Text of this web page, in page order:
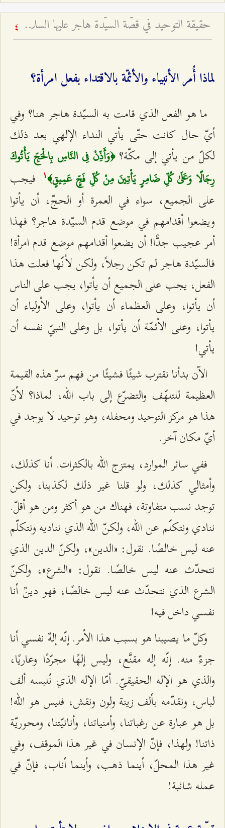
حقيقة التوحيد في قصّة السيّدة هاجر عليها السلام - لماذا يقتدي النبيّ والإمام بعمل امرأة؟ 4
لماذا أُمر الأنبياء والأئمّة بالاقتداء بفعل امرأة؟
ما هو الفعل الذي قامت به السيّدة هاجر هنا؟ وفي
أيّ حال كانت حتّى يأتي النداء الإلهي بعد ذلك
لكلّ من يأتي إلى مكّة؟﴿وَأَذِّنْ فِي النَّاسِ بِالْحَجِّ يَأْتُوكَ
رِجَالًا وَعَلَىٰ كُلِّ ضَامِرٍ يَأْتِينَ مِنْ كُلِّ فَجٍّ عَمِيقٍ﴾۱
فيجب
على الجميع، سواء في العمرة أو الحجّ، أن يأتوا
ويضعوا أقدامهم في موضع قدم السيّدة هاجر؟ فهذا
أمر عجيب جدًّا! أن يضعوا أقدامهم موضع قدم امرأة!
فالسيّدة هاجر لم تكن رجلاً، ولكن لأنّها فعلت هذا
الفعل، يجب على الجميع أن يأتوا، يجب على الناس
أن يأتوا، وعلى العظماء أن يأتوا، وعلى الأولياء أن
يأتوا، وعلى الأئمّة أن يأتوا، بل وعلى النبيّ نفسه أن
يأتي!
الآن بدأنا نقترب شيئًا فشيئًا من فهم سرّ هذه القيمة
العظيمة للتلهّف والتضرّع إلى باب الله، لماذا؟ لأنّ
هذا هو مركز التوحيد ومحفله، وهو توحيد لا يوجد في
أيّ مكان آخر.
ففي سائر الموارد، يمتزج الله بالكثرات. أنا كذلك،
وأمثالي كذلك، ولو قلنا غير ذلك لكذبنا، ولكن
توجد نسب متفاوتة، فهناك من هو أكثر ومن هو أقلّ.
ننادي ونتكلّم عن الله، ولكنّ الله الذي نناديه ونتكلّم
عنه ليس خالصًا. نقول: «الدين»، ولكنّ الدين الذي
نتحدّث عنه ليس خالصًا. نقول: «الشرع»، ولكنّ
الشرع الذي نتحدّث عنه ليس خالصًا، فهو دينٌ أنا
نفسي داخل فيه!
وكلّ ما يصيبنا هو بسبب هذا الأمر. إنّه إلهٌ نفسي أنا
جزءٌ منه. إنّه إله مقنَّع، وليس إلهًا مجرّدًا وعاريًا،
والذي هو الإله الحقيقيّ. أمّا الإله الذي نُلبسه ألف
لباس، ونقدّمه بألف زينة ولون ونقش، فليس هو الله!
بل هو عبارة عن رغباتنا، وأمنياتنا، وأنانيّتنا، ومحوريّة
ذاتنا! ولهذا، فإنّ الإنسان في غير هذا الموقف، وفي
غير هذا المحلّ، أينما ذهب، وأينما أناب، فإنّ في
عمله شائبة!